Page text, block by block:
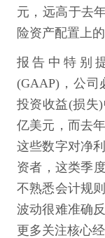
元，远高于去
险资产配置上
报告中特别
(GAAP)，公司
投资收益(损失
亿美元，而去
这些数字对净
资者，这类季
不熟悉会计规
波动很难准确
更多关注核心经